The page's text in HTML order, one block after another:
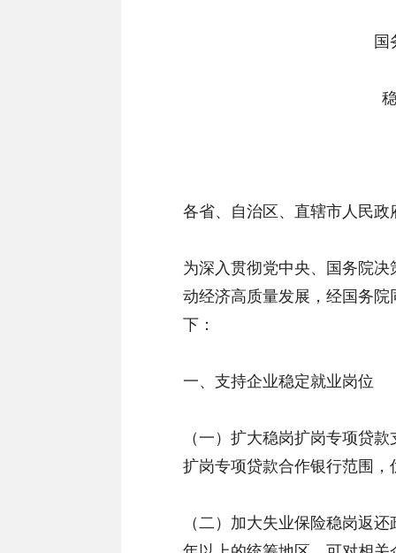
国
各省、自治区、直辖市人民
为深入贯彻党中央、国务院
动经济高质量发展，经国务
下：
一、支持企业稳定就业岗位
（一）扩大稳岗扩岗专项贷
扩岗专项贷款合作银行范围
（二）加大失业保险稳岗返